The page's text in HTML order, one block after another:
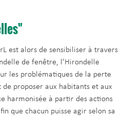
est alors de sensibiliser à travers
de fenêtre, l’Hirondelle
les problématiques de la perte
proposer aux habitants et aux
harmonisée à partir des actions
que chacun puisse agir selon sa